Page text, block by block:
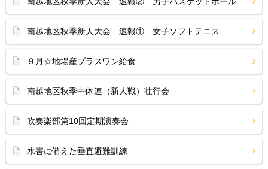
南越地区秋季新人大会 速報① 女子ソフトテニス
９月☆地場産プラスワン給食
南越地区秋季中体連（新人戦）壮行会
吹奏楽部第10回定期演奏会
水害に備えた垂直避難訓練